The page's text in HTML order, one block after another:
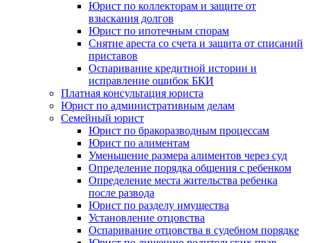
Юрист по коллекторам и защите от
взыскания долгов
Юрист по ипотечным спорам
Снятие ареста со счета и защита от списаний
приставов
Оспаривание кредитной истории и
исправление ошибок БКИ
Платная консультация юриста
Юрист по административным делам
Семейный юрист
Юрист по бракоразводным процессам
Юрист по алиментам
Уменьшение размера алиментов через суд
Определение порядка общения с ребенком
Определение места жительства ребенка
после развода
Юрист по разделу имущества
Установление отцовства
Оспаривание отцовства в судебном порядке